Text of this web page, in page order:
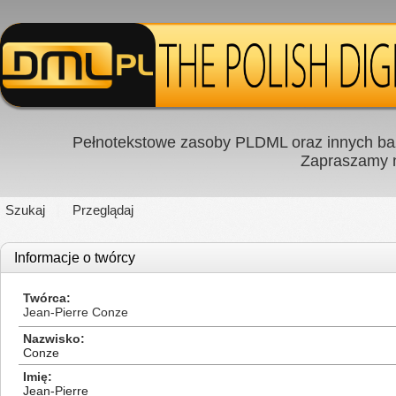
Pełnotekstowe zasoby PLDML oraz innych
Zapraszamy
Szukaj Przeglądaj
Informacje o twórcy
Twórca
Jean-Pierre Conze
Nazwisko
Conze
Imię
Jean-Pierre